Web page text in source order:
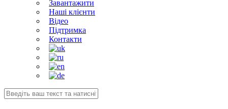
Завантажити
Наші клієнти
Відео
Підтримка
Контакти